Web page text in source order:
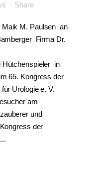
Share
Maik M. Paulsen an
Firma Dr.
Hütchenspieler in
65. Kongress der
Urologie e. V.
am
und
der